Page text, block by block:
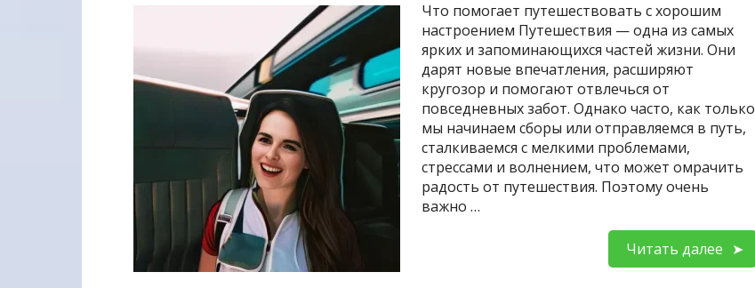
Что помогает путешествовать с хорошим
настроением Путешествия — одна из самых
ярких и запоминающихся частей жизни. Они
дарят новые впечатления, расширяют
кругозор и помогают отвлечься от
повседневных забот. Однако часто, как только
мы начинаем сборы или отправляемся в путь,
сталкиваемся с мелкими проблемами,
стрессами и волнением, что может омрачить
радость от путешествия. Поэтому очень
важно …
Читать далее